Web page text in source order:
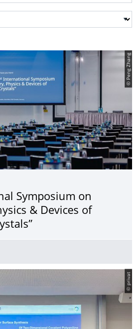
© Peng Zhang
Symposium on
& Devices of
© privat